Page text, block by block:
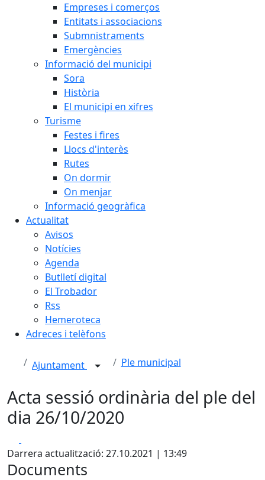
Empreses i comerços
Entitats i associacions
Submnistraments
Emergències
Informació del municipi
Sora
Història
El municipi en xifres
Turisme
Festes i fires
Llocs d'interès
Rutes
On dormir
On menjar
Informació geogràfica
Actualitat
Avisos
Notícies
Agenda
Butlletí digital
El Trobador
Rss
Hemeroteca
Adreces i telèfons
Ajuntament Ple municipal
Acta sessió ordinària del ple del
dia 26/10/2020
Darrera actualització: 27.10.2021 | 13:49
Documents